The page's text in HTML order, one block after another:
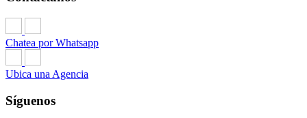
Chatea por Whatsapp
Ubica una Agencia
Síguenos